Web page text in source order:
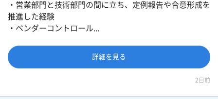
・営業部門と技術部門の間に立ち、定例報告や合意形成を
推進した経験
・ベンダーコントロール...
詳細を見る
2日前